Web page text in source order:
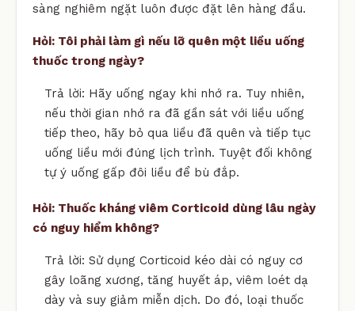
sàng nghiêm ngặt luôn được đặt lên hàng đầu.
Hỏi: Tôi phải làm gì nếu lỡ quên một liều uống
thuốc trong ngày?
Trả lời: Hãy uống ngay khi nhớ ra. Tuy nhiên,
nếu thời gian nhớ ra đã gần sát với liều uống
tiếp theo, hãy bỏ qua liều đã quên và tiếp tục
uống liều mới đúng lịch trình. Tuyệt đối không
tự ý uống gấp đôi liều để bù đắp.
Hỏi: Thuốc kháng viêm Corticoid dùng lâu ngày
có nguy hiểm không?
Trả lời: Sử dụng Corticoid kéo dài có nguy cơ
gây loãng xương, tăng huyết áp, viêm loét dạ
dày và suy giảm miễn dịch. Do đó, loại thuốc